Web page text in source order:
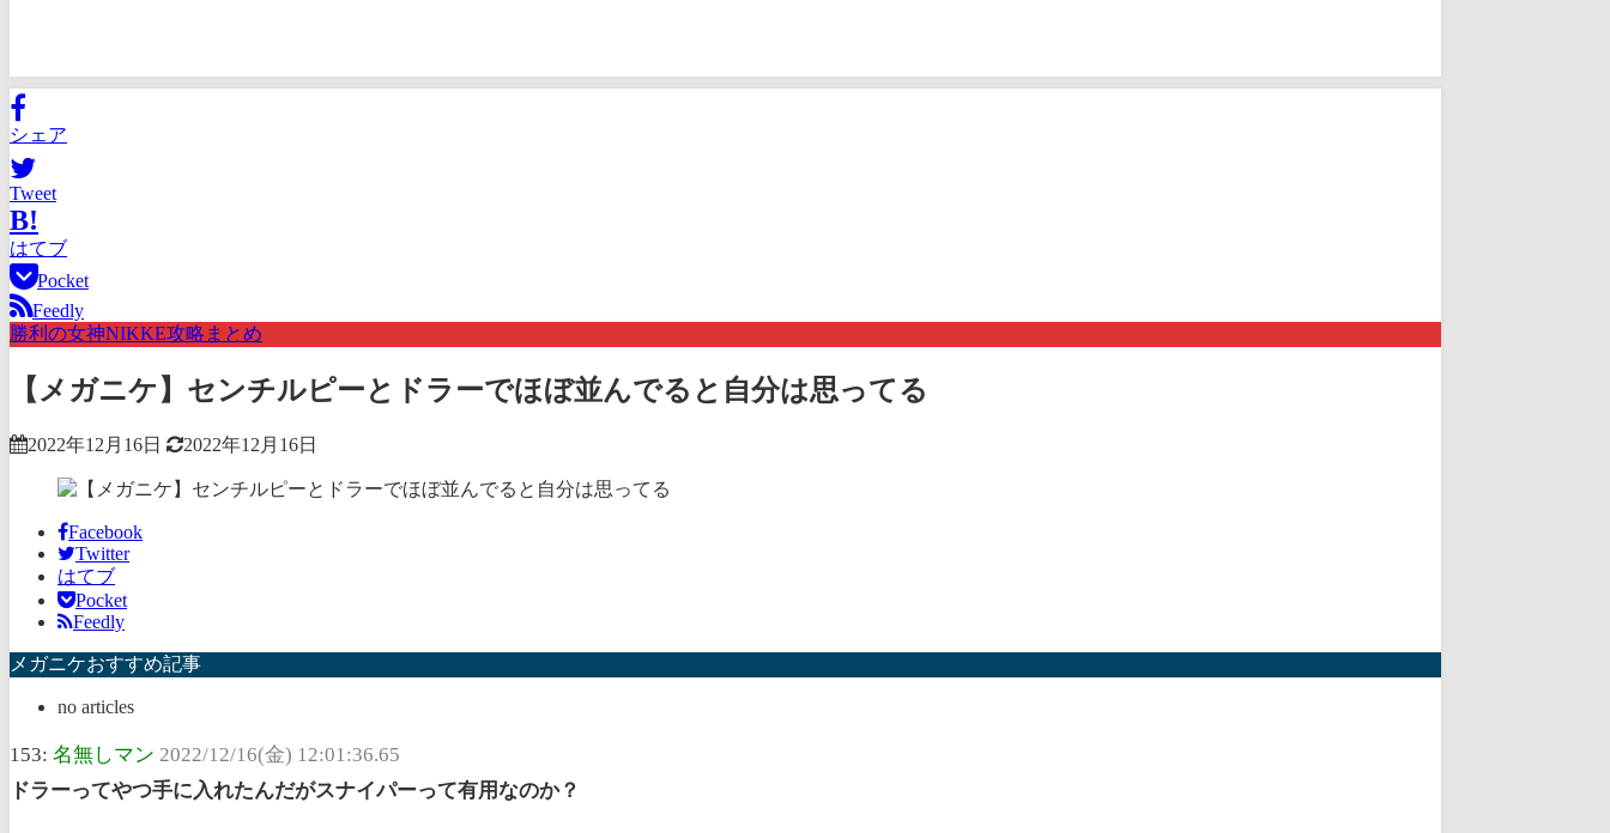
シェア
Tweet
B!
はてブ
Pocket
Feedly
勝利の女神NIKKE攻略まとめ
【メガニケ】センチルピーとドラーでほぼ並んでると自分は思ってる
2022年12月16日 2022年12月16日
Facebook
Twitter
はてブ
Pocket
Feedly
メガニケおすすめ記事
no articles
153: 名無しマン 2022/12/16(金) 12:01:36.65
ドラーってやつ手に入れたんだがスナイパーって有用なのか？